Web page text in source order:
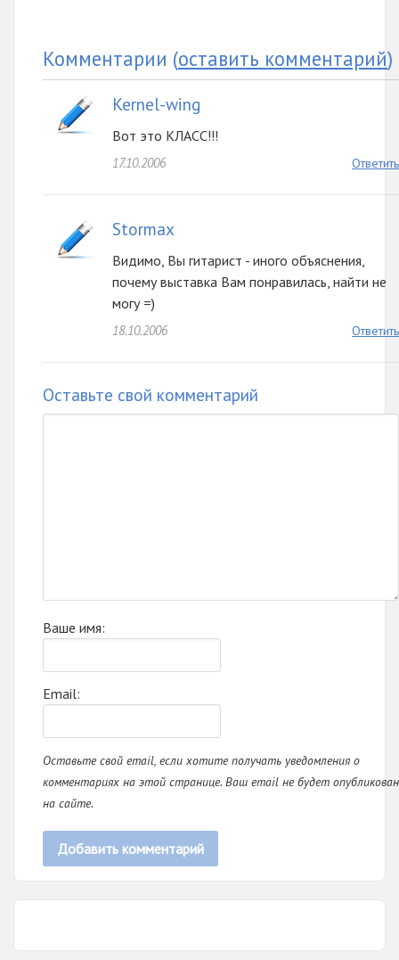
Комментарии (оставить комментарий)
Kernel-wing
Вот это КЛАСС!!!
Ответить
17.10.2006
Stormax
Видимо, Вы гитарист - иного объяснения,
почему выставка Вам понравилась, найти не
могу =)
Ответить
18.10.2006
Оставьте свой комментарий
Ваше имя:
Email:
Оставьте свой email, если хотите получать уведомления о
комментариях на этой странице. Ваш email не будет опубликован
на сайте.